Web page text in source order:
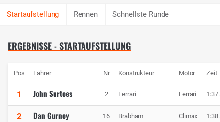
Rennen Schnellste Runde
ERGEBNISSE - STARTAUFSTELLUNG
Pos Fahrer Nr Konstrukteur Motor Zeit
1 John Surtees 2 Ferrari Ferrari
2 Dan Gurney 16 Brabham Climax